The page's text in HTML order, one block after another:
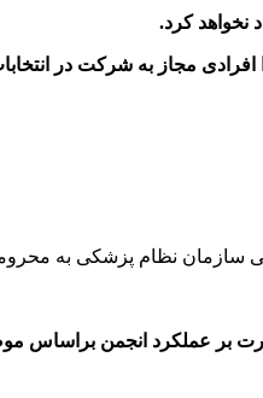
و لذا افرادی مجاز به شرکت
سازمان نظام پزشکی به